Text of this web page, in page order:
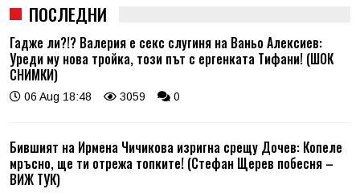
ПОСЛЕДНИ
Гадже ли?!? Валерия е секс слугиня на Ваньо Алексиев:
Уреди му нова тройка, този път с ергенката Тифани! (ШОК
СНИМКИ)
06 Aug 18:48 3059 0
Бившият на Ирмена Чичикова изригна срещу Дочев: Копеле
мръсно, ще ти отрежа топките! (Стефан Щерев побесня –
ВИЖ ТУК)